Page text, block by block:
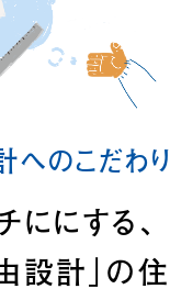
のこだわり
ににする、
設計」の住